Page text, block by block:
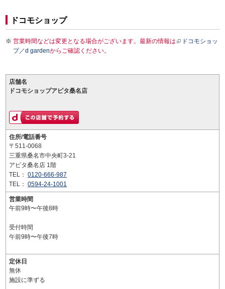
ドコモショップ
営業時間などは変更となる場合がございます。最新の情報は
ドコモショッ
プ／d gardenからご確認ください。
店舗名
ドコモショップアピタ桑名店
住所/電話番号
〒511-0068
三重県桑名市中央町3-21
アピタ桑名店 1階
TEL： 0120-666-987
TEL： 0594-24-1001
営業時間
午前9時〜午後8時
受付時間
午前9時〜午後7時
定休日
無休
施設に準ずる